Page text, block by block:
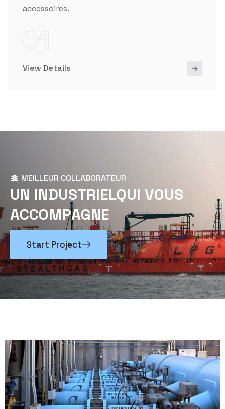
accessoires.
View Details
MEILLEUR COLLABORATEUR
UN INDUSTRIELQUI VOUS
ACCOMPAGNE
Start Project